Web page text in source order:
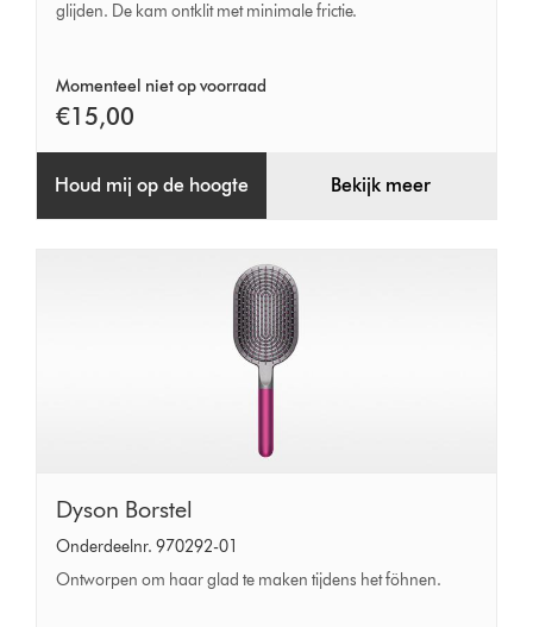
glijden. De kam ontklit met minimale frictie.
Momenteel niet op voorraad
€15,00
Houd mij op de hoogte Bekijk meer
Dyson
Borstel
Dyson Borstel
Onderdeelnr. 970292-01
Ontworpen om haar glad te maken tijdens het föhnen.